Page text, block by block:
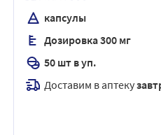
капсулы
Дозировка 300 мг
50 шт в уп.
Доставим в аптеку